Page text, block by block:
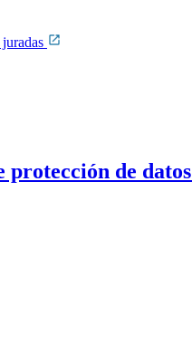
protección de datos